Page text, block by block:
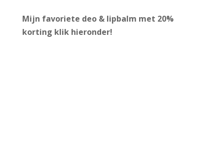
Mijn favoriete deo & lipbalm met 20%
korting klik hieronder!